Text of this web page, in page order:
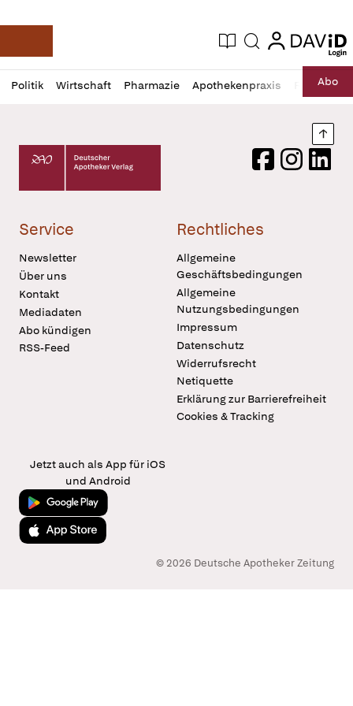
Deutsche Apotheker Zeitung
Aktuelle Ausgabe
Suche login
login
Politik Wirtschaft Pharmazie Apothekenpraxis RechtAbo
Profil
öffnen
Daz
Pur
Deutscher Apotheker Verlag Logo
FacebookInstagram
Service
Newsletter
Über uns
Kontakt
Mediadaten
Abo kündigen
RSS-Feed
Rechtliches
Allgemeine
Geschäftsbedingungen
Allgemeine
Nutzungsbedingungen
Impressum
Datenschutz
Widerrufsrecht
Netiquette
Erklärung zur Barrierefreiheit
Cookies & Tracking
Jetzt auch als App für iOS
und Android
Jetzt bei Google Play
Laden im App Store
© 2026 Deutsche Apotheker Zeitung